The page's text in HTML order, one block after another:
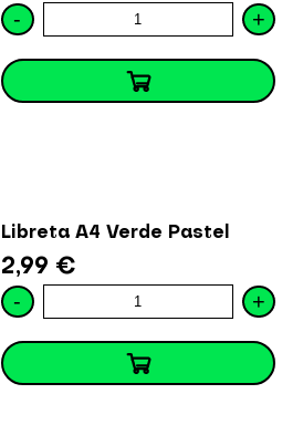
- +
Libreta A4 Verde Pastel
2,99 €
- +